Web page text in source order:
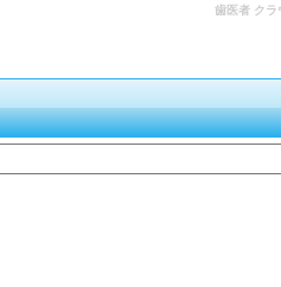
歯医者 クラ